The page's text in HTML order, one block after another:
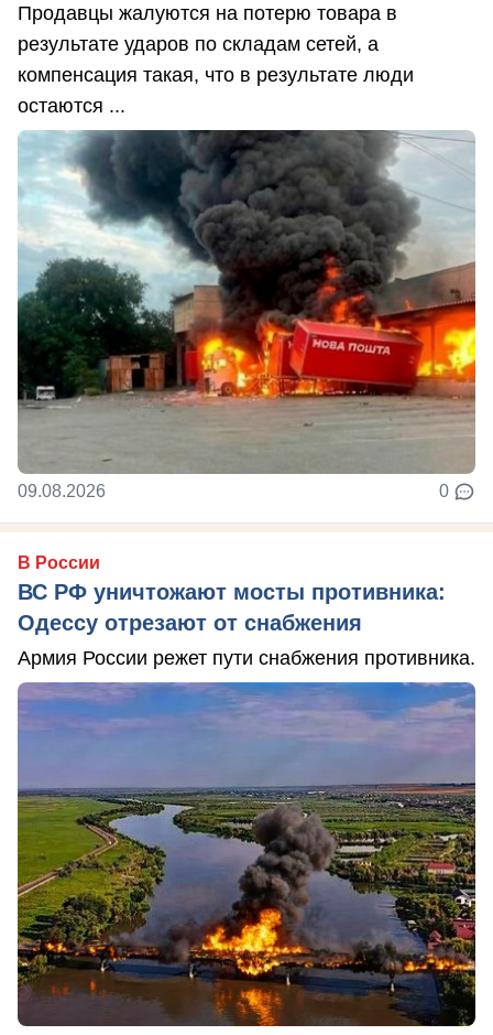
Продавцы жалуются на потерю товара в
результате ударов по складам сетей, а
компенсация такая, что в результате люди
остаются ...
09.08.2026 0
В России
ВС РФ уничтожают мосты противника:
Одессу отрезают от снабжения
Армия России режет пути снабжения противника.